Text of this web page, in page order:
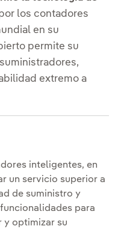
los contadores
en su
permite su
extremo a
inteligentes, en
un servicio superior a
de suministro y
para
y optimizar su